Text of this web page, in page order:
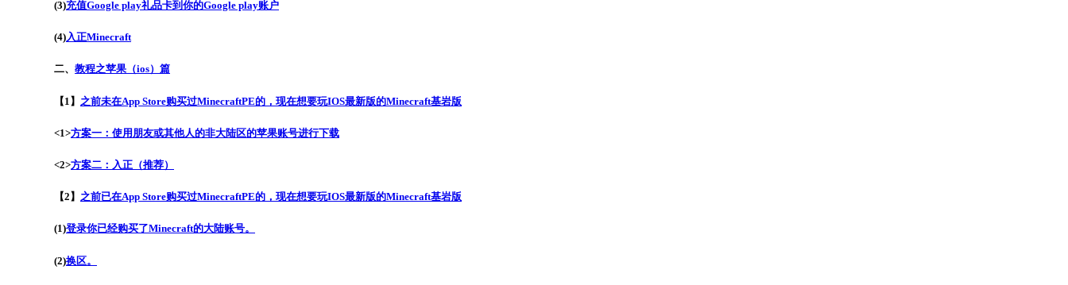
(3)充值Google play礼品卡到你的Google play账户
(4)入正Minecraft
二、 教程之苹果（ios）篇
【1】 之前未在App Store购买过MinecraftPE的，现在想要玩IOS最新版的Minecraft基岩版
<1>方案一：使用朋友或其他人的非大陆区的苹果账号进行下载
<2>方案二：入正（推荐）
【2】 之前已在App Store购买过MinecraftPE的，现在想要玩IOS最新版的Minecraft基岩版
(1)登录你已经购买了Minecraft的大陆账号。
(2)换区。